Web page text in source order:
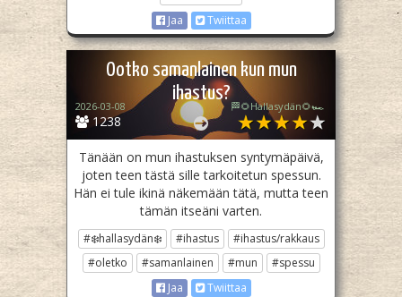
Jaa
Twiittaa
Ootko samanlainen kun mun
ihastus?
1238
2026-03-08 🏁🌻Hallasydän🌻🏎️
Tänään on mun ihastuksen syntymäpäivä,
joten teen tästä sille tarkoitetun spessun.
Hän ei tule ikinä näkemään tätä, mutta teen
tämän itseäni varten.
#❄️hallasydän❄️ #ihastus
#ihastus/rakkaus
#oletko
#samanlainen #mun
#spessu
Jaa
Twiittaa